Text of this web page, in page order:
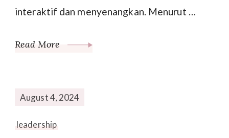
interaktif dan menyenangkan. Menurut …
Read More
August 4, 2024
leadership